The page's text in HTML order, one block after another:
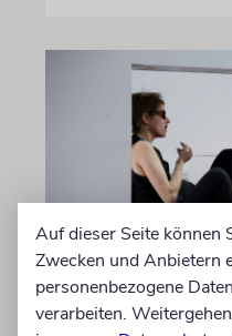
THEATER
Abschied
Auf dieser Seite können
Zwecken und Anbietern
personenbezogene
verarbeiten.